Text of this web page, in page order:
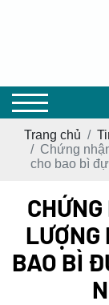
Trang chủ
Chứng
cho bao bì
LƯỢNG
BAO BÌ